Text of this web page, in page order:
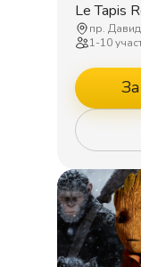
Le Tapis
пр.
1-10